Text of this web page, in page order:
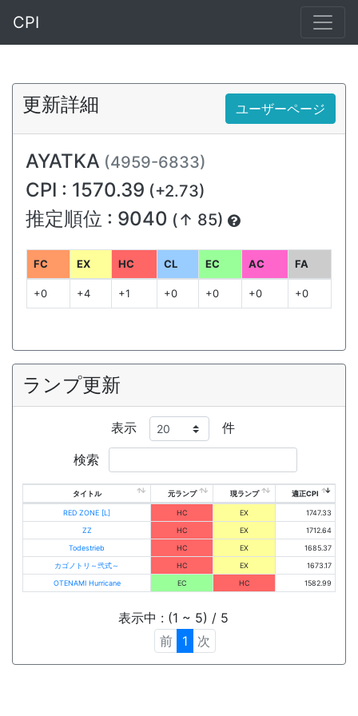
CPI
更新詳細 ユーザーページ
AYATKA (4959-6833)
CPI : 1570.39 (+2.73)
推定順位 : 9040 (↑ 85)
FC EX HC CL EC AC FA
+0 +4 +1 +0 +0 +0 +0
ランプ更新
表示 件
検索
タイトル 元ランプ 現ランプ 適正CPI
RED ZONE [L] HC EX
1747.33
ZZ
HC EX
1712.64
Todestrieb
HC EX
1685.37
カゴノトリ～弐式～
HC EX
1673.17
OTENAMI Hurricane
EC HC 1582.99
表示中 : (1 ~ 5) / 5
前
1 次